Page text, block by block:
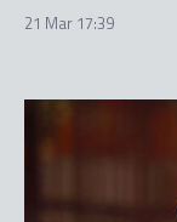
21 Mar 17:39